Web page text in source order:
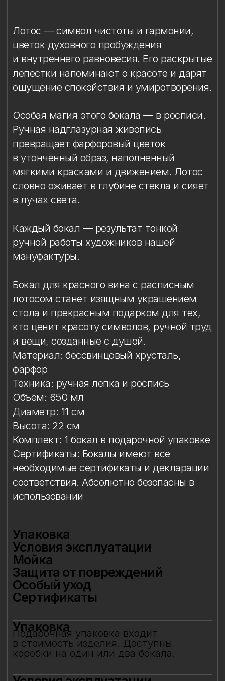
в утончённый образ, наполненный
мягкими красками и движением. Лотос
словно оживает в глубине стекла и сияет
в лучах света.
Каждый бокал — результат тонкой
мануфактуры.
Бокал для красного вина с расписным
лотосом станет изящным украшением
стола и прекрасным подарком для тех,
и вещи, созданные с душой.
Материал: бессвинцовый хрусталь,
фарфор
Объём: 650 мл
Диаметр: 11 см
Высота: 22 см
Комплект: 1 бокал в подарочной упаковке
необходимые сертификаты и декларации
соответствия. Абсолютно безопасны в
использовании
Упаковка
Условия эксплуатации
Мойка
Защита от повреждений
Особый уход
Сертификаты
Упаковка
Подарочная упаковка входит
в стоимость изделия. Доступны
коробки на один или два бокала.
Условия эксплуатации
Предназначен для подачи сухих
красных вин высшей категории.
Мойка
Допускается мытьё в посудомоечной
машине при температуре не выше 45
Защита от повреждений
Избегайте контакта с острыми,
жёсткими и абразивными предметами
(металлические губки, скребки, кромки
других бокалов и т. д.), чтобы
сохранить целостность стекла
и декора.
деликатного обращения:
не рекомендуется прикасаться
к декору руками или подвергать его
нагрузкам. Аккуратное обращение
позволит бокалу долгие годы сохранять
безупречный вид и радовать вас своей
в микроволновой печи.